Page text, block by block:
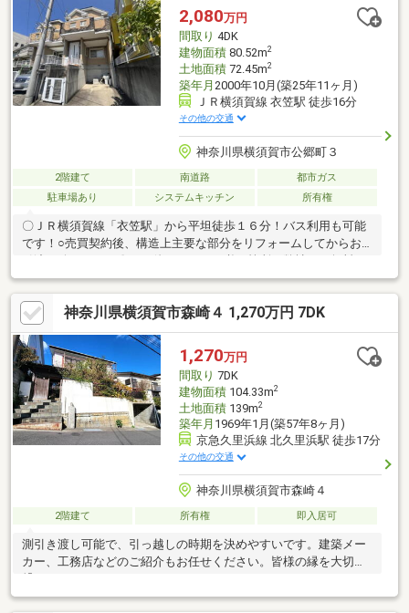
2,080万円
間取り 4DK
建物面積80.52m2
土地面積72.45m2
築年月 2000年10月(築25年11ヶ月)
ＪＲ横須賀線 衣笠駅 徒歩16分
その他の交通
神奈川県横須賀市公郷町３
2階建て 南道路
都市ガス
駐車場あり
システムキッチン 所有権
〇ＪＲ横須賀線「衣笠駅」から平坦徒歩１６分！バス利用も可能
です！○売買契約後、構造上主要な部分をリフォームしてからお
引渡し致します。〇その他リフォーム必要箇所は弊社にて無料で
御見積可能です。〇カースペース１台有り（車種による）○新た
に測量は行いません。ご内見やその他詳細についてはお問い合わ
せください！神奈川県横須賀市森崎４ 1,270万円 7DK
1,270万円
間取り 7DK
建物面積104.33m2
土地面積139m2
築年月 1969年1月(築57年8ヶ月)
京急久里浜線 北久里浜駅 徒歩17分
その他の交通
神奈川県横須賀市森崎４
2階建て 所有権 即入居可
測引き渡し可能で、引っ越しの時期を決めやすいです。建築メー
カー、工務店などのご紹介もお任せください。皆様の縁を大切に